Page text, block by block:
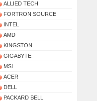
ALLIED TECH
FORTRON SOURCE
INTEL
AMD
KINGSTON
GIGABYTE
MSI
ACER
DELL
PACKARD BELL